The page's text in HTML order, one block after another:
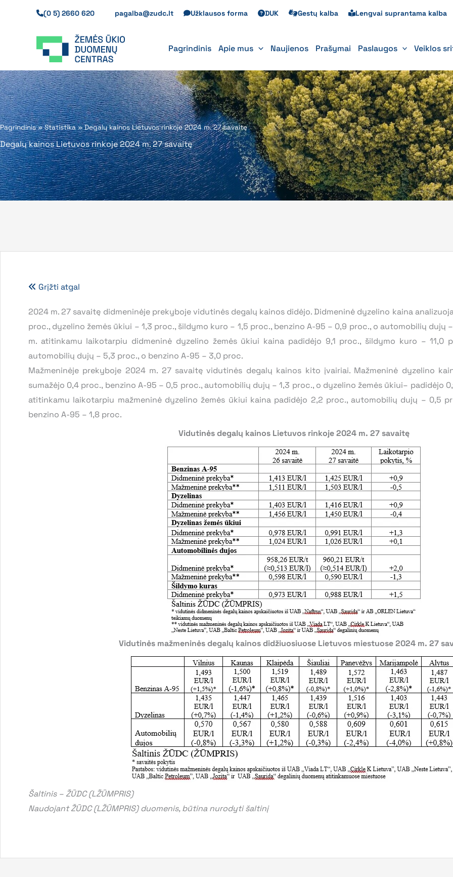
(0 5) 2660 620 pagalba@zudc.lt Užklausos forma DUK Gestų kalba Lengvai suprantama kalba
Pagrindinis Apie mus Naujienos Prašymai Paslaugos Veiklos
Pagrindinis»Statistika»Degalų kainos Lietuvos rinkoje 2024 m. 27 savaitę
Degalų kainos Lietuvos rinkoje 2024 m. 27 savaitę
Grįžti atgal
2024 m. 27 savaitę didmeninėje prekyboje vidutinės degalų kainos didėjo. Didmeninė dyzelino kaina
proc., dyzelino žemės ūkiui – 1,3 proc., šildymo kuro – 1,5 proc., benzino A-95 – 0,9 proc., o automobilių dujų
m. atitinkamu laikotarpiu didmeninė dyzelino žemės ūkiui kaina padidėjo 9,1 proc., šildymo kuro – 11,0
automobilių dujų – 5,3 proc., o benzino A-95 – 3,0 proc.
Mažmeninėje prekyboje 2024 m. 27 savaitę vidutinės degalų kainos kito įvairiai. Mažmeninė dyzelino
sumažėjo 0,4 proc., benzino A-95 – 0,5 proc., automobilių dujų – 1,3 proc., o dyzelino žemės ūkiui– padidėjo
atitinkamu laikotarpiu mažmeninė dyzelino žemės ūkiui kaina padidėjo 2,2 proc., automobilių dujų – 0,5
benzino A-95 – 1,8 proc.
Vidutinės degalų kainos Lietuvos rinkoje 2024 m. 27 savaitę
Vidutinės mažmeninės degalų kainos didžiuosiuose Lietuvos miestuose 2024 m. 27
Šaltinis – ŽŪDC (LŽŪMPRIS)
Naudojant ŽŪDC (LŽŪMPRIS) duomenis, būtina nurodyti šaltinį